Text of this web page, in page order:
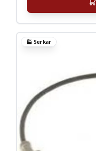
🏭Serkar